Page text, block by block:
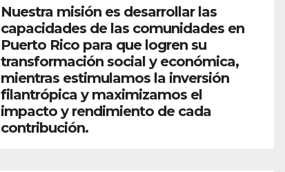
Nuestra misión es desarrollar las
capacidades de las comunidades en
Puerto Rico para que logren su
transformación social y económica,
mientras estimulamos la inversión
filantrópica y maximizamos el
impacto y rendimiento de cada
contribución.